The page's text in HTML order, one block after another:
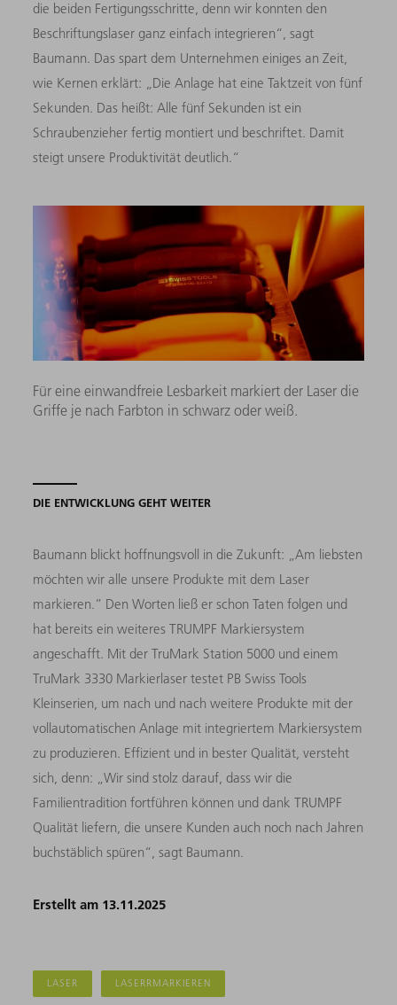
die beiden Fertigungsschritte, denn wir konnten den
Beschriftungslaser ganz einfach integrieren“, sagt
Baumann. Das spart dem Unternehmen einiges an Zeit,
wie Kernen erklärt: „Die Anlage hat eine Taktzeit von fünf
Sekunden. Das heißt: Alle fünf Sekunden ist ein
Schraubenzieher fertig montiert und beschriftet. Damit
steigt unsere Produktivität deutlich.“
Für eine einwandfreie Lesbarkeit markiert der Laser die
Griffe je nach Farbton in schwarz oder weiß.
DIE ENTWICKLUNG GEHT WEITER
Baumann blickt hoffnungsvoll in die Zukunft: „Am liebsten
möchten wir alle unsere Produkte mit dem Laser
markieren.” Den Worten ließ er schon Taten folgen und
hat bereits ein weiteres TRUMPF Markiersystem
angeschafft. Mit der TruMark Station 5000 und einem
TruMark 3330 Markierlaser testet PB Swiss Tools
Kleinserien, um nach und nach weitere Produkte mit der
vollautomatischen Anlage mit integriertem Markiersystem
zu produzieren. Effizient und in bester Qualität, versteht
sich, denn: „Wir sind stolz darauf, dass wir die
Familientradition fortführen können und dank TRUMPF
Qualität liefern, die unsere Kunden auch noch nach Jahren
buchstäblich spüren“, sagt Baumann.
Erstellt am 13.11.2025
LASER LASERRMARKIEREN